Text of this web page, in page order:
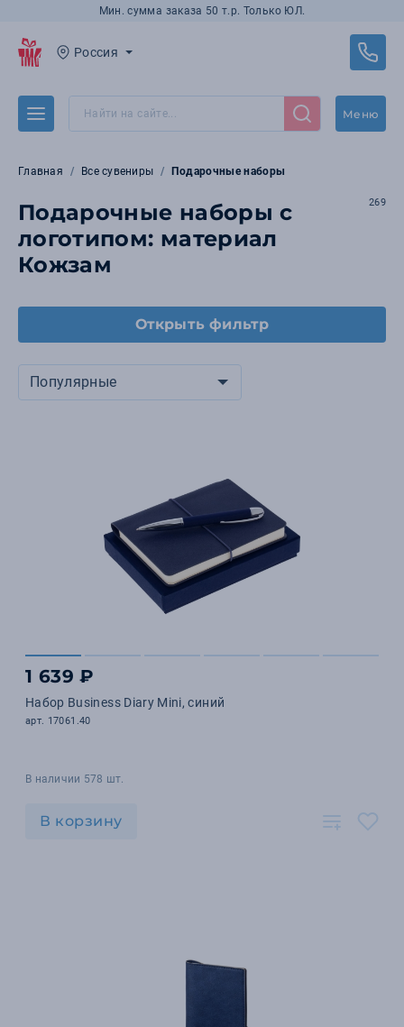
Мин. сумма заказа 50 т.р. Только ЮЛ.
Россия
Меню
Главная Все сувениры Подарочные наборы
Подарочные наборы с
логотипом: материал
Кожзам
269
Открыть фильтр
Популярные
1 639 ₽
Набор Business Diary Mini, синий
арт. 17061.40
В наличии 578 шт.
В корзину